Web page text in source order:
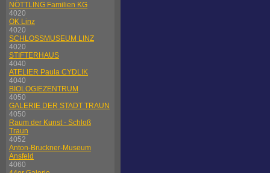
NÖTTLING Familien KG
4020
OK Linz
4020
SCHLOSSMUSEUM LINZ
4020
STIFTERHAUS
4040
ATELIER Paula CYDLIK
4040
BIOLOGIEZENTRUM
4050
GALERIE DER STADT TRAUN
4050
Raum der Kunst - Schloß
Traun
4052
Anton-Bruckner-Museum
Ansfeld
4060